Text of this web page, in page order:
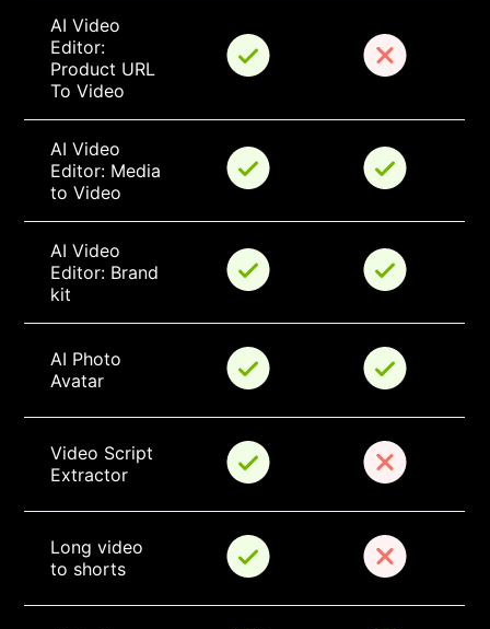
AI Video
Editor:
Product URL
To Video
AI Video
Editor: Media
to Video
AI Video
Editor: Brand
kit
AI Photo
Avatar
Video Script
Extractor
Long video
to shorts